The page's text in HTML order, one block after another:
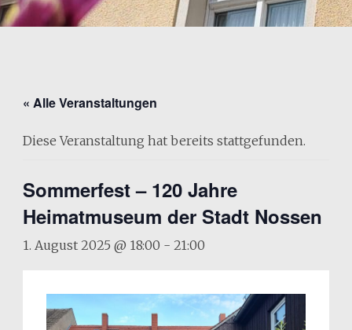
« Alle Veranstaltungen
Diese Veranstaltung hat bereits stattgefunden.
Sommerfest – 120 Jahre
Heimatmuseum der Stadt Nossen
1. August 2025 @ 18:00 - 21:00